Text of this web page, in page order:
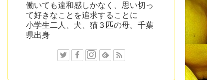
働いても違和感しかなく、思い切っ
て好きなことを追求することに
小学生二人、犬、猫３匹の母。千葉
県出身